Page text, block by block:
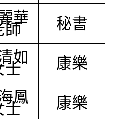
華
師 秘書
如
士 康樂
鳳
士 康樂